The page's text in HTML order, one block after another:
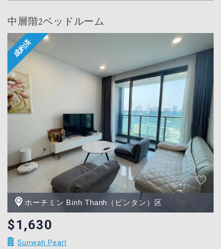
中層階2ベッドルーム
ホーチミン Binh Thanh（ビンタン）区
$1,630
Sunwah Pearl